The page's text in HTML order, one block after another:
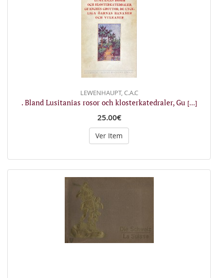
LEWENHAUPT, C.A.C
. Bland Lusitanias rosor och klosterkatedraler, Gu [...]
25.00€
Ver Item